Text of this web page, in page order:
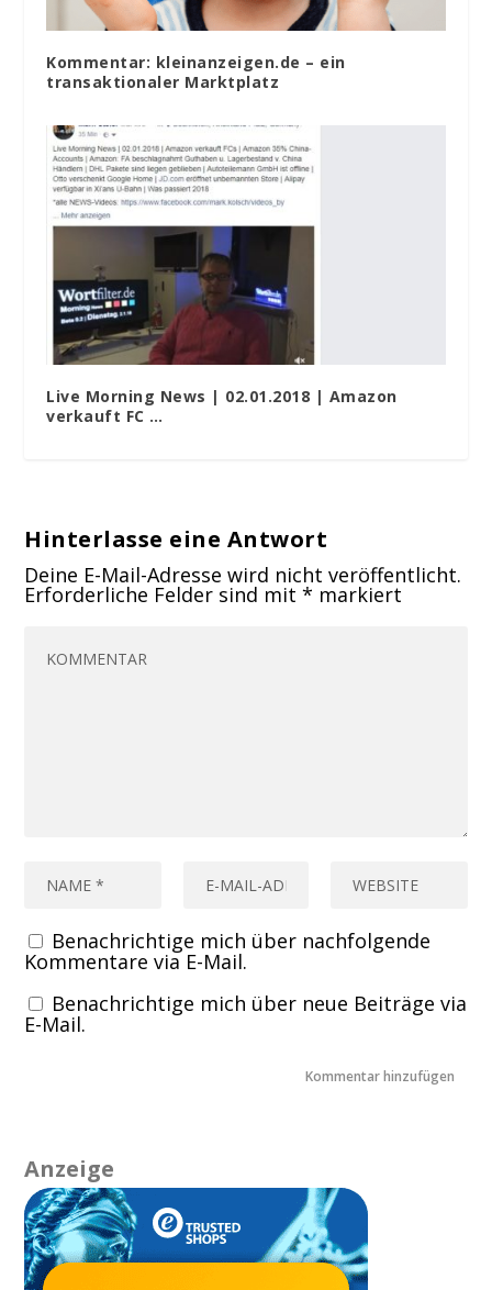
Kommentar: kleinanzeigen.de – ein
transaktionaler Marktplatz
Live Morning News | 02.01.2018 | Amazon
verkauft FC …
Hinterlasse eine Antwort
Deine E-Mail-Adresse wird nicht veröffentlicht.
Erforderliche Felder sind mit* markiert
Benachrichtige mich über nachfolgende
Kommentare via E-Mail.
Benachrichtige mich über neue Beiträge via
E-Mail.
Anzeige